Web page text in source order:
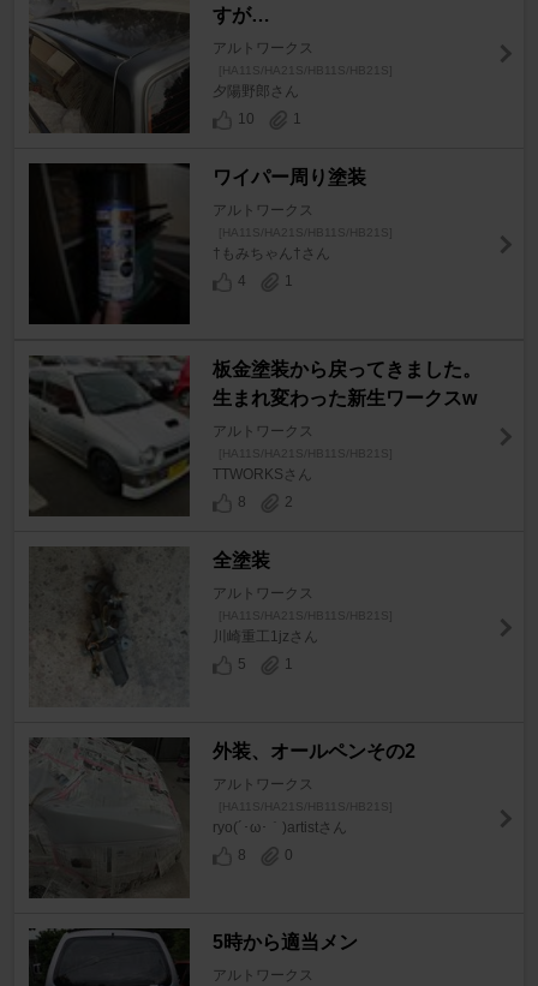
すが…
アルトワークス
[HA11S/HA21S/HB11S/HB21S]
夕陽野郎さん
10
1
ワイパー周り塗装
アルトワークス
[HA11S/HA21S/HB11S/HB21S]
†もみちゃん†さん
4
1
板金塗装から戻ってきました。
生まれ変わった新生ワークスw
アルトワークス
[HA11S/HA21S/HB11S/HB21S]
TTWORKSさん
8
2
全塗装
アルトワークス
[HA11S/HA21S/HB11S/HB21S]
川崎重工1jzさん
5
1
外装、オールペンその2
アルトワークス
[HA11S/HA21S/HB11S/HB21S]
ryo(´･ω･｀)artistさん
8
0
5時から適当メン
アルトワークス